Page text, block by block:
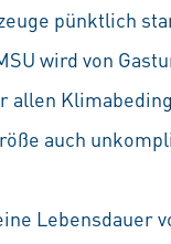
pünktlich
wird von
allen
auch
Lebensdauer